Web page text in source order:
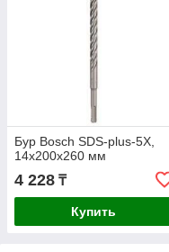
Бур Bosch SDS-plus-5X,
14x200x260 мм
4 228 ₸
Купить